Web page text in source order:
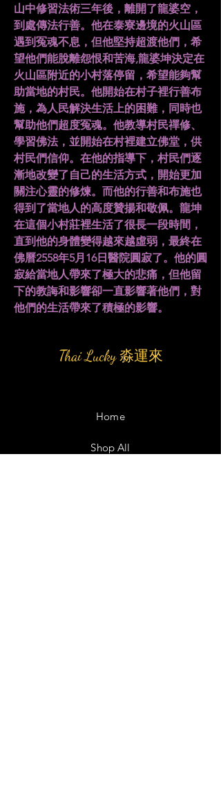
山中修習法術三年後，離開了龍婆空，
到處傳法行善。他在泰寮邊境的火山區
遇到冤魂不息，但他堅持超渡他們，希
望他們能脫離怨恨和苦海,龍婆坤決定在
火山區附近的小村落停留，希望能夠幫
助當地的村民。他開始在村子裡行善布
施，為人民解決生活上的困難，同時也
幫助他們超度冤魂。他教導村民禪修、
學習佛法，並開始在村裡建立佛堂，供
村民們信仰。在他的指導下，村民們逐
漸地改變了自己的生活方式，開始更加
關注心靈的修煉。而他的行善和布施也
得到了當地人的高度贊揚和敬佩。龍坤
在這個小村莊裡生活了很長一段時間，
直到他的身體變得越來越虛弱，最終在
佛曆2558年5月16日醫院圓寂了。他的圓
寂給當地人帶來了極大的悲痛，但他留
下的教誨和影響卻一直影響著他們，對
他們的生活帶來了積極的影響。
Thai Lucky 淼運來
Home
Shop All